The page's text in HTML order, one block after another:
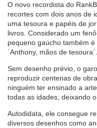
O novo recordista do
recortes com dois anos de
uma tesoura e papéis de
livros. Considerado um
pequeno gaúcho também
´Anthony, mãos de tesoura´.
Sem desenho prévio, o
reproduzir centenas de
ninguém ter ensinado a
todas as idades, deixando
Autodidata, ele consegue
diversos desenhos como